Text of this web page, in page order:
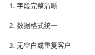
字段完整清晰
数据格式统一
无空白或重复客户